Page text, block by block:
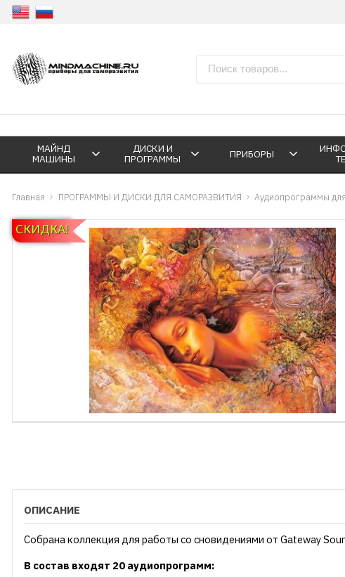
МАЙНД
МАШИНЫ
ДИСКИ И
ПРОГРАММЫ
ПРИБОРЫ
Главная ПРОГРАММЫ И ДИСКИ ДЛЯ САМОРАЗВИТИЯ Аудиопрограммы
СКИДКА!
ОПИСАНИЕ
Cобрана коллекция для работы со сновидениями от Gateway
В состав входят 20 аудиопрограмм: